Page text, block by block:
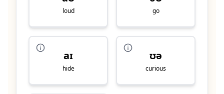
loud go
aɪ
hide
ʊə
curious